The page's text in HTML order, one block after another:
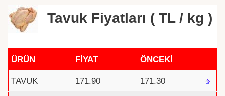
Tavuk Fiyatları ( TL / kg )
ÜRÜN FİYAT ÖNCEKİ
TAVUK 171.90 171.30